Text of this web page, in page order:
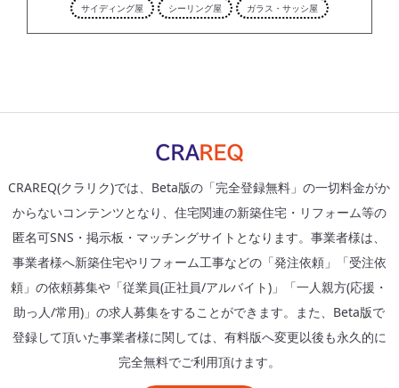
サイディング屋
シーリング屋 ガラス・サッシ屋
CRAREQ(クラリク)では、Beta版の「完全登録無料」の一切料金がか
からないコンテンツとなり、住宅関連の新築住宅・リフォーム等の
匿名可SNS・掲示板・マッチングサイトとなります。事業者様は、
事業者様へ新築住宅やリフォーム工事などの「発注依頼」「受注依
頼」の依頼募集や「従業員(正社員/アルバイト)」「一人親方(応援・
助っ人/常用)」の求人募集をすることができます。また、Beta版で
登録して頂いた事業者様に関しては、有料版へ変更以後も永久的に
完全無料でご利用頂けます。